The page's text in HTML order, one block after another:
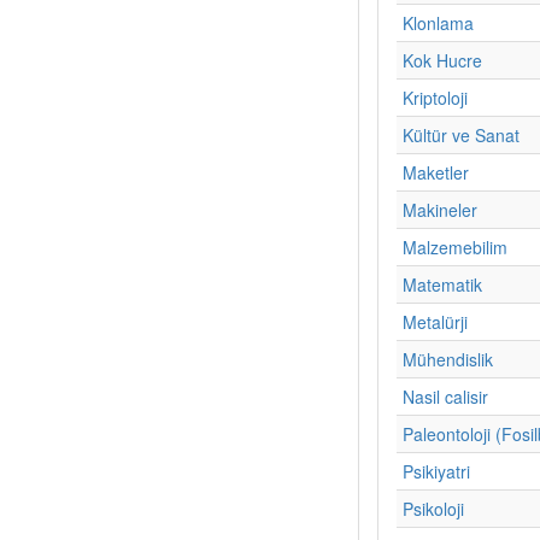
Klonlama
Kok Hucre
Kriptoloji
Kültür ve Sanat
Maketler
Makineler
Malzemebilim
Matematik
Metalürji
Mühendislik
Nasil calisir
Paleontoloji
Psikiyatri
Psikoloji